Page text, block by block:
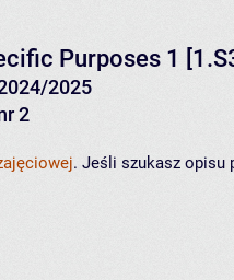
Purposes 1
2025
2
. Jeśli szukasz opisu